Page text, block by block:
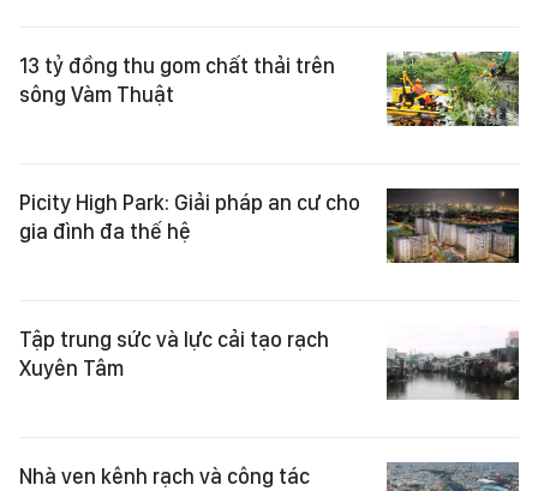
13 tỷ đồng thu gom chất thải trên
sông Vàm Thuật
Picity High Park: Giải pháp an cư cho
gia đình đa thế hệ
Tập trung sức và lực cải tạo rạch
Xuyên Tâm
Nhà ven kênh rạch và công tác